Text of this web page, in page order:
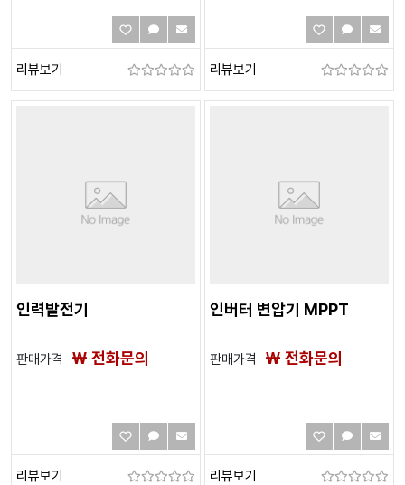
리뷰보기 리뷰보기
인력발전기
판매가격 ₩ 전화문의
리뷰보기
인버터 변압기 MPPT
판매가격 ₩ 전화문의
리뷰보기